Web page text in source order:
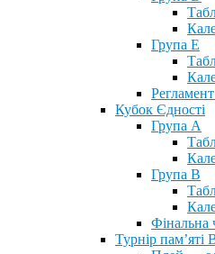
Група Е
Кубок Єдності
Група А
Група В
Фінальна
Турнір